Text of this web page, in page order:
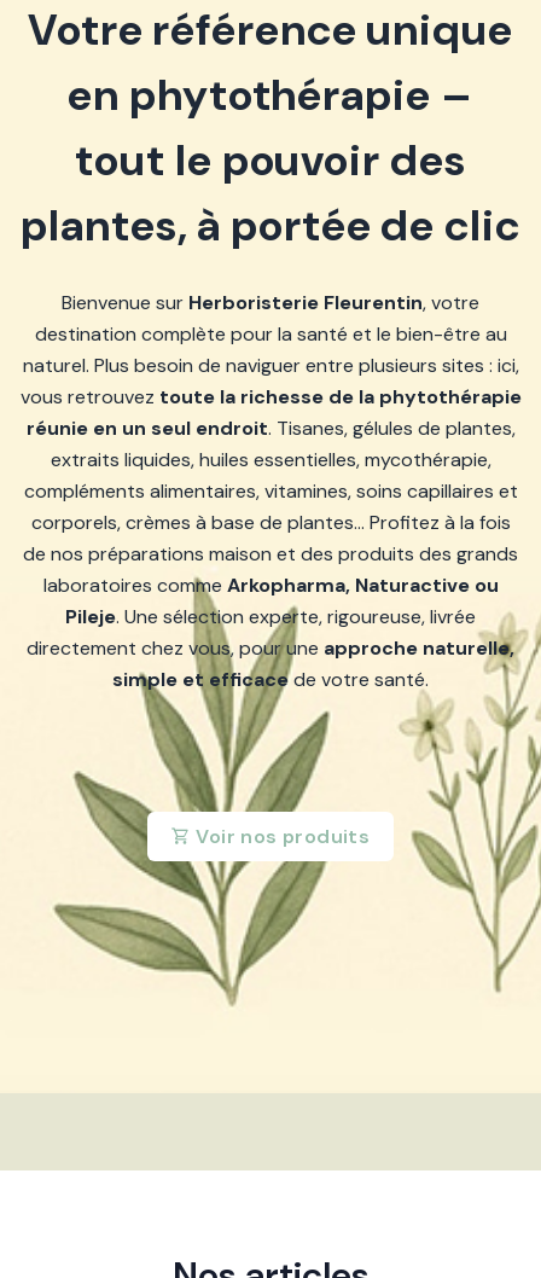
Votre référence unique
en phytothérapie –
tout le pouvoir des
plantes, à portée de clic
Bienvenue sur Herboristerie Fleurentin, votre
destination complète pour la santé et le bien-être au
naturel. Plus besoin de naviguer entre plusieurs sites : ici,
vous retrouvez toute la richesse de la phytothérapie
réunie en un seul endroit. Tisanes, gélules de plantes,
extraits liquides, huiles essentielles, mycothérapie,
compléments alimentaires, vitamines, soins capillaires et
corporels, crèmes à base de plantes… Profitez à la fois
de nos préparations maison et des produits des grands
laboratoires comme Arkopharma, Naturactive ou
Pileje. Une sélection experte, rigoureuse, livrée
directement chez vous, pour une approche naturelle,
simple et efficacede votre santé.
Voir nos produits